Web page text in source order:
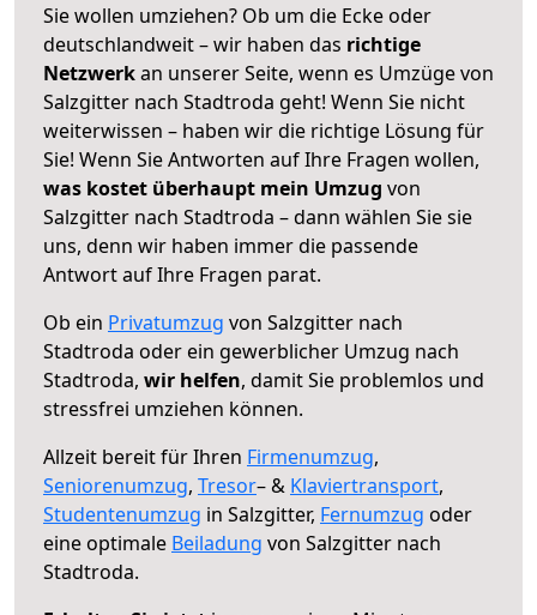
Sie wollen umziehen? Ob um die Ecke oder
deutschlandweit – wir haben das richtige
Netzwerkan unserer Seite, wenn es Umzüge von
Salzgitter nach Stadtroda geht! Wenn Sie nicht
weiterwissen – haben wir die richtige Lösung für
Sie! Wenn Sie Antworten auf Ihre Fragen wollen,
was kostet überhaupt mein Umzug von
Salzgitter nach Stadtroda – dann wählen Sie sie
uns, denn wir haben immer die passende
Antwort auf Ihre Fragen parat.
Ob ein Privatumzug von Salzgitter nach
Stadtroda oder ein gewerblicher Umzug nach
Stadtroda, wir helfen, damit Sie problemlos und
stressfrei umziehen können.
Allzeit bereit für Ihren Firmenumzug,
Seniorenumzug, Tresor– & Klaviertransport,
Studentenumzug in Salzgitter, Fernumzug oder
eine optimale Beiladung von Salzgitter nach
Stadtroda.